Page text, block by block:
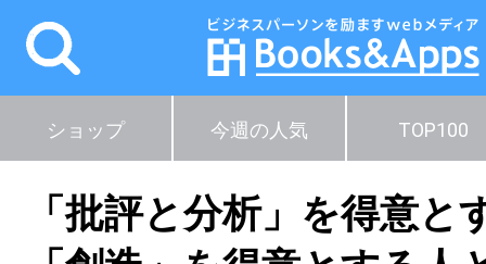
ショップ 今週の人気 TOP100
「批評と分析」を得意と